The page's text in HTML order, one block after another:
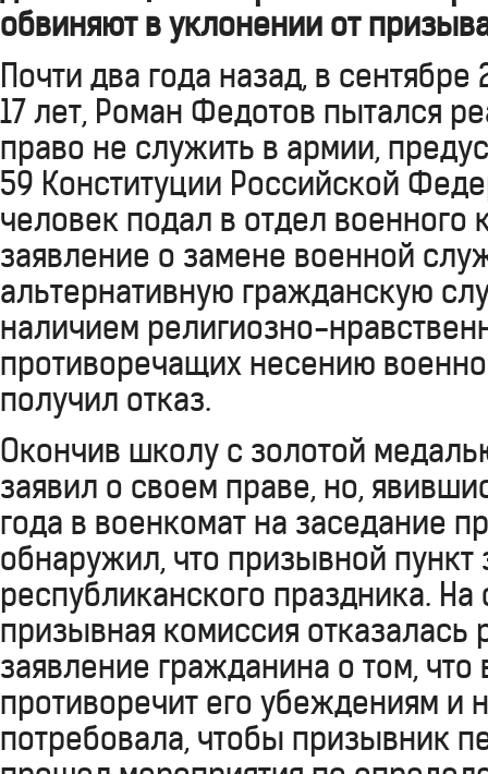
обвиняют в уклонении от
Почти два года назад, в сентябре
17 лет, Роман Федотов пытался
право не служить в армии,
59 Конституции Российской
человек подал в отдел военного
заявление о замене военной
альтернативную гражданскую
наличием религиозно-
противоречащих несению
получил отказ.
Окончив школу с золотой
заявил о своем праве, но,
года в военкомат на заседание
обнаружил, что призывной
республиканского праздника.
призывная комиссия отказалась
заявление гражданина о том,
противоречит его убеждениям и
потребовала, чтобы призывник